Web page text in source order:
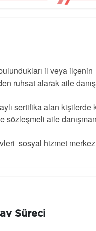
il veya ilçenin
ruhsat alarak aile
sertifika alan kişilerde
sözleşmeli aile
sosyal hizmet
Süreci